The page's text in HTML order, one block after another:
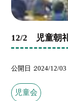
12/2 児童朝
公開日 2024/12/03
児童会